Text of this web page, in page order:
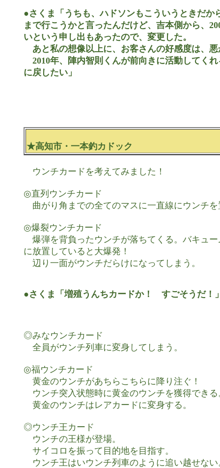
●さくま「うちも、ハドソンもこういうときだか
まで行こうかと言ったんだけど、吉本側から、
いという申し出もあったので、変更した。
あと私の想像以上に、お客さんの好感度は、悪
2010年、陣内智則くんが前向きに活動してく
に戻したい」
★高知市・一本釣カドック
ウンチカードを考えてみました！
◎直列ウンチカード
曲がり角までの全てのマスに一直線にウンチを
◎爆裂ウンチカード
爆弾を背負ったウンチが落ちてくる。バキュ
に放置していると大爆発！
辺り一面がウンチだらけになってしまう。
●さくま「増殖うんちカードか！　すごそうだ！
◎みなウンチカード
全員がウンチ列車に変身してしまう。
◎福ウンチカード
黄金のウンチがあちらこちらに降り注ぐ！
ウンチ突入状態時に黄金のウンチを獲得できる
黄金のウンチはレアカードに変身する。
◎ウンチ王カード
ウンチの王様が登場。
サイコロを振って目的地を目指す。
ウンチ王はいウンチ列車のように追い越せない